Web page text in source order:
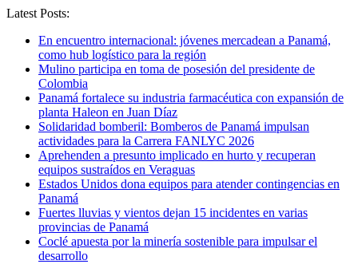
Latest Posts:
En encuentro internacional: jóvenes mercadean a Panamá,
como hub logístico para la región
Mulino participa en toma de posesión del presidente de
Colombia
Panamá fortalece su industria farmacéutica con expansión de
planta Haleon en Juan Díaz
Solidaridad bomberil: Bomberos de Panamá impulsan
actividades para la Carrera FANLYC 2026
Aprehenden a presunto implicado en hurto y recuperan
equipos sustraídos en Veraguas
Estados Unidos dona equipos para atender contingencias en
Panamá
Fuertes lluvias y vientos dejan 15 incidentes en varias
provincias de Panamá
Coclé apuesta por la minería sostenible para impulsar el
desarrollo